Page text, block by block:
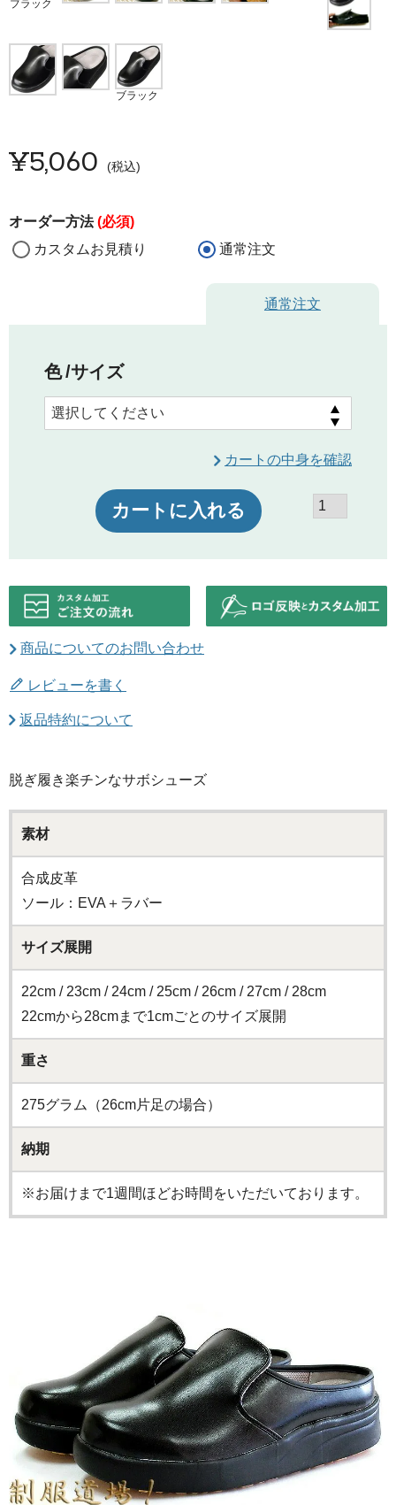
ブラック
ブラック
¥5,060 税込
オーダー方法(必須)
カスタムお見積り
通常注文
通常注文
色 サイズ
カートの中身を確認
カートに入れる
商品についてのお問い合わせ
レビューを書く
返品特約について
脱ぎ履き楽チンなサボシューズ
素材
合成皮革
ソール：EVA＋ラバー
サイズ展開
22cm / 23cm / 24cm / 25cm / 26cm / 27cm / 28cm
22cmから28cmまで1cmごとのサイズ展開
重さ
275グラム（26cm片足の場合）
納期
※お届けまで1週間ほどお時間をいただいております。